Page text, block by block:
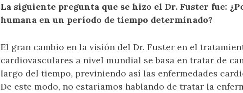
La siguiente pregunta que se hizo el Dr. Fuster fue:
humana en un período de tiempo determinado?
El gran cambio en la visión del Dr. Fuster en el
cardiovasculares a nivel mundial se basa en tratar de
largo del tiempo, previniendo así las enfermedades
De este modo, no estaríamos hablando de tratar la